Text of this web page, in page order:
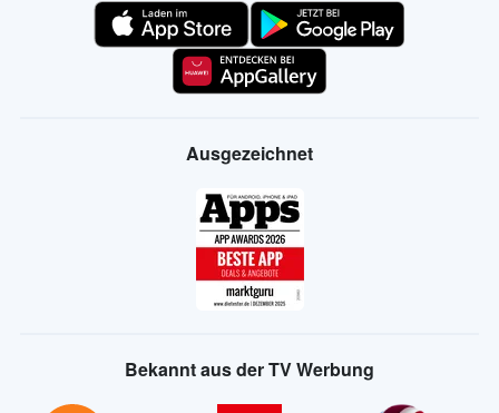
Ausgezeichnet
Bekannt aus der TV Werbung